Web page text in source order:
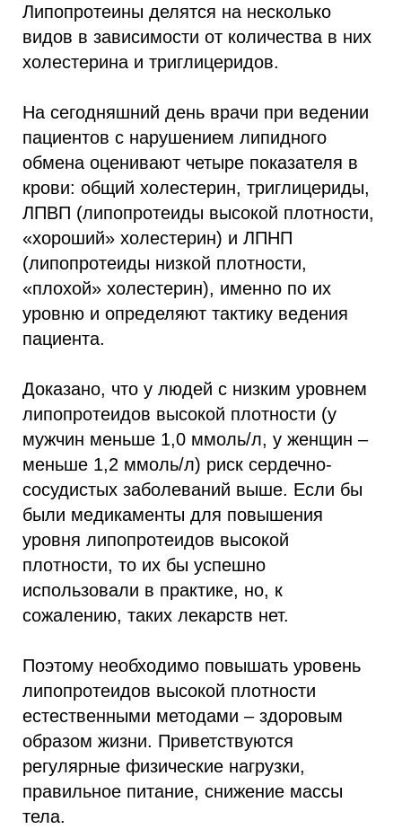
Липопротеины делятся на несколько
видов в зависимости от количества в них
холестерина и триглицеридов.
На сегодняшний день врачи при ведении
пациентов с нарушением липидного
обмена оценивают четыре показателя в
крови: общий холестерин, триглицериды,
ЛПВП (липопротеиды высокой плотности,
«хороший» холестерин) и ЛПНП
(липопротеиды низкой плотности,
«плохой» холестерин), именно по их
уровню и определяют тактику ведения
пациента.
Доказано, что у людей с низким уровнем
липопротеидов высокой плотности (у
мужчин меньше 1,0 ммоль/л, у женщин –
меньше 1,2 ммоль/л) риск сердечно-
сосудистых заболеваний выше. Если бы
были медикаменты для повышения
уровня липопротеидов высокой
плотности, то их бы успешно
использовали в практике, но, к
сожалению, таких лекарств нет.
Поэтому необходимо повышать уровень
липопротеидов высокой плотности
естественными методами – здоровым
образом жизни. Приветствуются
регулярные физические нагрузки,
правильное питание, снижение массы
тела.